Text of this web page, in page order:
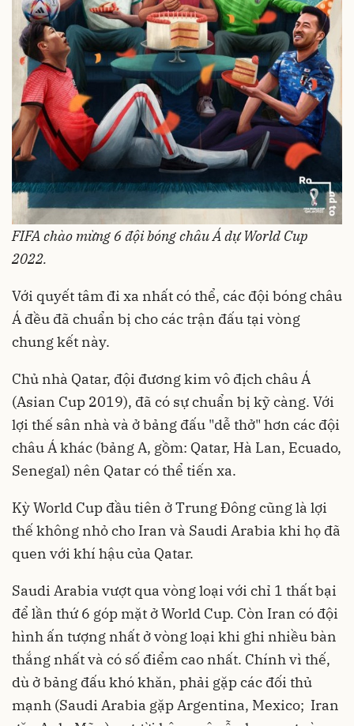
FIFA chào mừng 6 đội bóng châu Á dự World Cup
2022.
Với quyết tâm đi xa nhất có thể, các đội bóng châu
Á đều đã chuẩn bị cho các trận đấu tại vòng
chung kết này.
Chủ nhà Qatar, đội đương kim vô địch châu Á
(Asian Cup 2019), đã có sự chuẩn bị kỹ càng. Với
lợi thế sân nhà và ở bảng đấu "dễ thở" hơn các đội
châu Á khác (bảng A, gồm: Qatar, Hà Lan, Ecuado,
Senegal) nên Qatar có thể tiến xa.
Kỳ World Cup đầu tiên ở Trung Đông cũng là lợi
thế không nhỏ cho Iran và Saudi Arabia khi họ đã
quen với khí hậu của Qatar.
Saudi Arabia vượt qua vòng loại với chỉ 1 thất bại
để lần thứ 6 góp mặt ở World Cup. Còn Iran có đội
hình ấn tượng nhất ở vòng loại khi ghi nhiều bàn
thắng nhất và có số điểm cao nhất. Chính vì thế,
dù ở bảng đấu khó khăn, phải gặp các đối thủ
mạnh (Saudi Arabia gặp Argentina, Mexico; Iran